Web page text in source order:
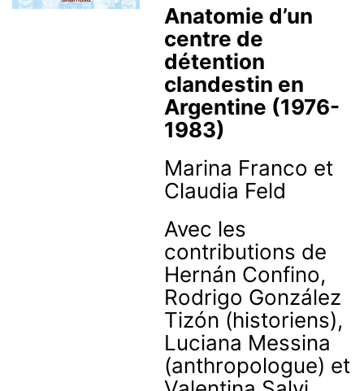
Anatomie d’un
centre de
détention
clandestin en
Argentine (1976-
1983)
Marina Franco et
Claudia Feld
Avec les
contributions de
Hernán Confino,
Rodrigo González
Tizón (historiens),
Luciana Messina
(anthropologue) et